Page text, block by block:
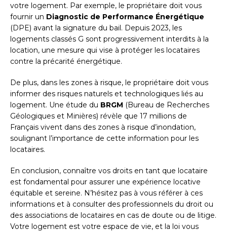
votre logement. Par exemple, le propriétaire doit vous
fournir un Diagnostic de Performance Énergétique
(DPE) avant la signature du bail. Depuis 2023, les
logements classés G sont progressivement interdits à la
location, une mesure qui vise à protéger les locataires
contre la précarité énergétique.
De plus, dans les zones à risque, le propriétaire doit vous
informer des risques naturels et technologiques liés au
logement. Une étude du BRGM (Bureau de Recherches
Géologiques et Minières) révèle que 17 millions de
Français vivent dans des zones à risque d’inondation,
soulignant l’importance de cette information pour les
locataires.
En conclusion, connaître vos droits en tant que locataire
est fondamental pour assurer une expérience locative
équitable et sereine. N’hésitez pas à vous référer à ces
informations et à consulter des professionnels du droit ou
des associations de locataires en cas de doute ou de litige.
Votre logement est votre espace de vie, et la loi vous